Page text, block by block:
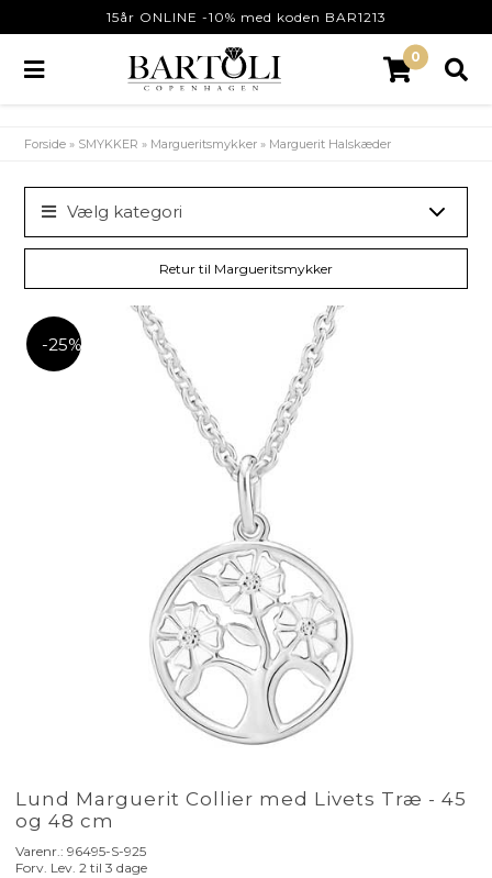
15år ONLINE -10% med koden BAR1213
0
Forside » SMYKKER » Margueritsmykker » Marguerit Halskæder
Vælg kategori
Retur til Margueritsmykker
-25%
Lund Marguerit Collier med Livets Træ - 45
og 48 cm
Varenr.:96495-S-925
Forv. Lev. 2 til 3 dage